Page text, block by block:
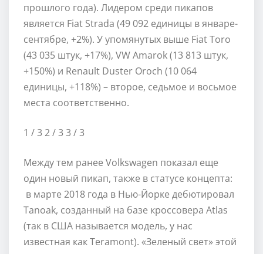
прошлого года). Лидером среди пикапов
является Fiat Strada (49 092 единицы в январе-
сентябре, +2%). У упомянутых выше Fiat Toro
(43 035 штук, +17%), VW Amarok (13 813 штук,
+150%) и Renault Duster Oroch (10 064
единицы, +118%) – второе, седьмое и восьмое
места соответственно.
1 / 3 2/ 3 3 / 3
Между тем ранее Volkswagen показал еще
один новый пикап, также в статусе концепта:
в марте 2018 года в Нью-Йорке дебютировал
Tanoak, созданный на базе кроссовера Atlas
(так в США называется модель, у нас
известная как Teramont). «Зеленый свет» этой